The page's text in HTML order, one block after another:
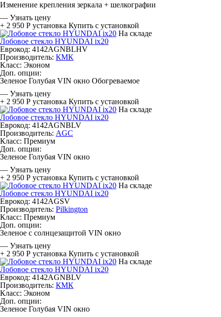
Изменение крепления зеркала + шелкографии
— Узнать цену
+ 2 950 Р установка Купить с установкой
На складе
Лобовое стекло HYUNDAI ix20
Еврокод: 4142AGNBLHV
Производитель: КМК
Класс: Эконом
Доп. опции:
Зеленое Голубая VIN окно Обогреваемое
— Узнать цену
+ 2 950 Р установка Купить с установкой
На складе
Лобовое стекло HYUNDAI ix20
Еврокод: 4142AGNBLV
Производитель: AGC
Класс: Премиум
Доп. опции:
Зеленое Голубая VIN окно
— Узнать цену
+ 2 950 Р установка Купить с установкой
На складе
Лобовое стекло HYUNDAI ix20
Еврокод: 4142AGSV
Производитель: Pilkington
Класс: Премиум
Доп. опции:
Зеленое с солнцезащитой VIN окно
— Узнать цену
+ 2 950 Р установка Купить с установкой
На складе
Лобовое стекло HYUNDAI ix20
Еврокод: 4142AGNBLV
Производитель: КМК
Класс: Эконом
Доп. опции:
Зеленое Голубая VIN окно